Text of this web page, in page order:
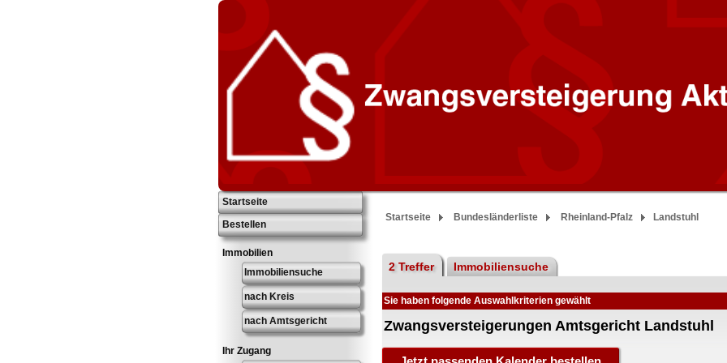
Startseite
Bestellen
Immobilien
Immobiliensuche
nach Kreis
nach Amtsgericht
Ihr Zugang
Startseite Bundesländerliste Rheinland-Pfalz Landstuhl
2 Treffer Immobiliensuche
Sie haben folgende Auswahlkriterien gewählt
Zwangsversteigerungen Amtsgericht Landstuhl